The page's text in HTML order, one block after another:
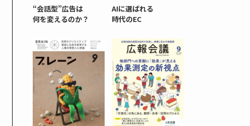
“会話型”広告は
何を変えるのか？
AIに選ばれる
時代のEC